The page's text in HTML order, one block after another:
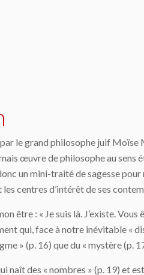
le grand philosophe juif Moïse
œuvre de philosophe au
un mini-traité de sagesse
centres d’intérêt de ses
être : « Je suis là. J’existe.
qui, face à notre inévitable «
» (p. 16) que du « mystère (p.
des « nombres » (p. 19) et